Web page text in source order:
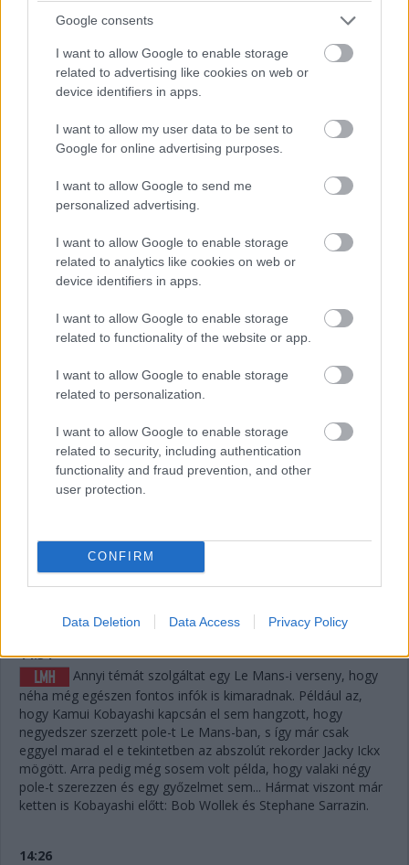
Google consents
I want to allow Google to enable storage
related to advertising like cookies on web or
device identifiers in apps.
I want to allow my user data to be sent to
Google for online advertising purposes.
I want to allow Google to send me
personalized advertising.
I want to allow Google to enable storage
related to analytics like cookies on web or
device identifiers in apps.
I want to allow Google to enable storage
related to functionality of the website or app.
I want to allow Google to enable storage
related to personalization.
I want to allow Google to enable storage
related to security, including authentication
functionality and fraud prevention, and other
user protection.
CONFIRM
Data Deletion Data Access Privacy Policy
Brundle hozza majd a célba a P2 5-6. helyéért
Inter Europol, minden elismerést megérdemelnek.
Amit viszont le lehetne, az Frijns 10 másodperces
hátránya Yifeijel szemben... Csakhogy van valami baj a #31-es
biztosan veszítenek majd.
A Próban Pier Guidi és Garcia között 50 másodperc
van. Ezt egy safety car éppen-éppen lenullázhatja még, de
erőből ezt még annyira se lehet itt ledolgozni, ahogy a 100-at
az amatőrök között.
A különbség nagyjából 1:40, lesz még 20 kör, ez
körönként 5 másodpercet jelentene. Erőből nem nagyon lehet
megoldani, de ha a szerencse is Fraga kezére játszik,
visszahozhatja a sírból (avagy az éjszakai defektből) a
győzelmet.
be oda is, a papíron legerősebb versenyző. Keatingnek voltak
jó pillanatai a TF-ben, de sokat veszített, így Fragától
emberfeletti teljesítmény mellett némi szerencse is kellene a
14:34
Annyi témát szolgáltat egy Le Mans-i verseny, hogy
néha még egészen fontos infók is kimaradnak. Például az,
hogy Kamui Kobayashi kapcsán el sem hangzott, hogy
negyedszer szerzett pole-t Le Mans-ban, s így már csak
eggyel marad el e tekintetben az abszolút rekorder Jacky Ickx
mögött. Arra pedig még sosem volt példa, hogy valaki négy
pole-t szerezzen és egy győzelmet sem... Hármat viszont már
ketten is Kobayashi előtt: Bob Wollek és Stephane Sarrazin.
14:26